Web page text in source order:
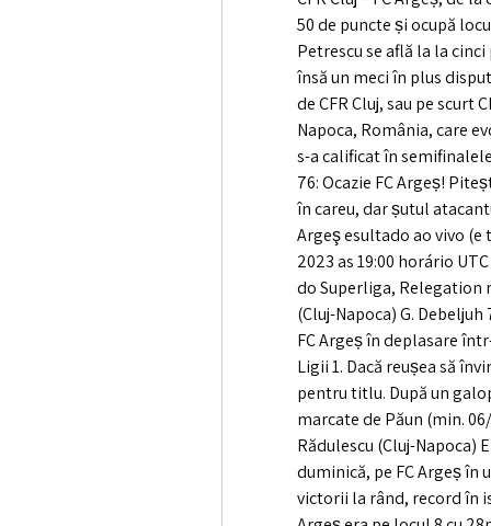
50 de puncte și ocupă
Petrescu se află la la
însă un meci în plus
de CFR Cluj, sau pe scurt
Napoca, România, care
s-a calificat în
76: Ocazie FC Argeș!
în careu, dar șutul
Argeş esultado ao vivo
2023 as 19:00 horário
do Superliga, Relegation
(Cluj-Napoca) G.
FC Argeș în deplasare
Ligii 1. Dacă reușea să
pentru titlu. După un
marcate de Păun (min.
Rădulescu (Cluj-Napoca)
duminică, pe FC Argeș în
victorii la rând, record în